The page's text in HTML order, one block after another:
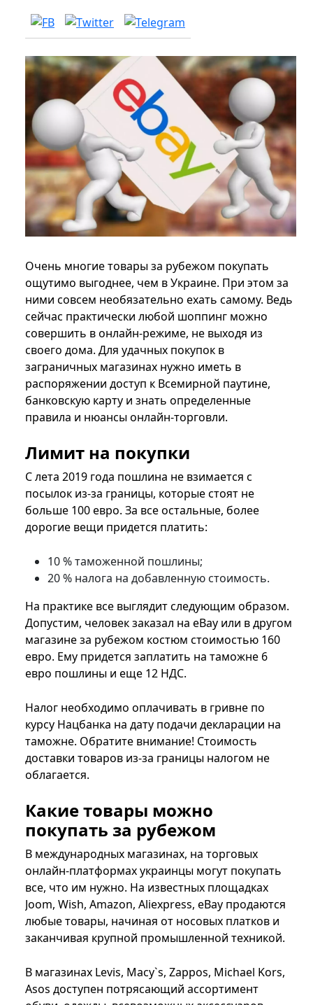
Очень многие товары за рубежом покупать
ощутимо выгоднее, чем в Украине. При этом за
ними совсем необязательно ехать самому. Ведь
сейчас практически любой шоппинг можно
совершить в онлайн-режиме, не выходя из
своего дома. Для удачных покупок в
заграничных магазинах нужно иметь в
распоряжении доступ к Всемирной паутине,
банковскую карту и знать определенные
правила и нюансы онлайн-торговли.
Лимит на покупки
С лета 2019 года пошлина не взимается с
посылок из-за границы, которые стоят не
больше 100 евро. За все остальные, более
дорогие вещи придется платить:
10 % таможенной пошлины;
20 % налога на добавленную стоимость.
На практике все выглядит следующим образом.
Допустим, человек заказал на eBay или в другом
магазине за рубежом костюм стоимостью 160
евро. Ему придется заплатить на таможне 6
евро пошлины и еще 12 НДС.
Налог необходимо оплачивать в гривне по
курсу Нацбанка на дату подачи декларации на
таможне. Обратите внимание! Стоимость
доставки товаров из-за границы налогом не
облагается.
Какие товары можно
покупать за рубежом
В международных магазинах, на торговых
онлайн-платформах украинцы могут покупать
все, что им нужно. На известных площадках
Joom, Wish, Amazon, Aliexpress, eBay продаются
любые товары, начиная от носовых платков и
заканчивая крупной промышленной техникой.
В магазинах Levis, Macy`s, Zappos, Michael Kors,
Asos доступен потрясающий ассортимент